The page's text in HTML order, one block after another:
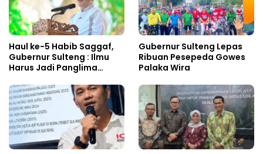
Haul ke-5 Habib Saggaf,
Gubernur Sulteng : Ilmu
Harus Jadi Panglima
Gubernur Sulteng Lepas
Ribuan Pesepeda Gowes
Palaka Wira